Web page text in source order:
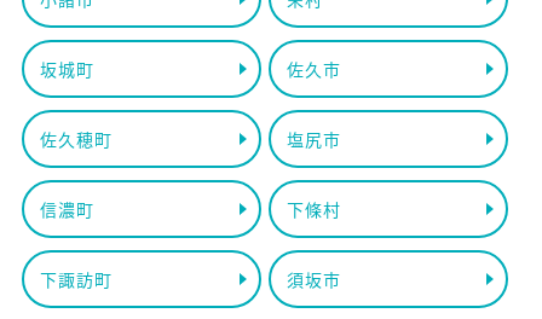
坂城町 佐久市
佐久穂町 塩尻市
信濃町 下條村
下諏訪町 須坂市